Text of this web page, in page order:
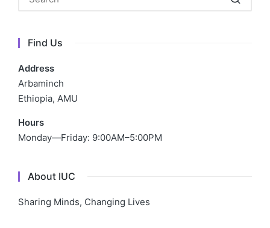
Find Us
Address
Arbaminch
Ethiopia, AMU
Hours
Monday—Friday: 9:00AM–5:00PM
About IUC
Sharing Minds, Changing Lives